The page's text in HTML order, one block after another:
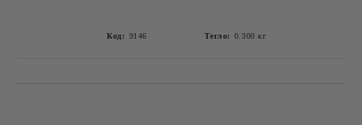
Код: 9146 Тегло: 0.300 кг